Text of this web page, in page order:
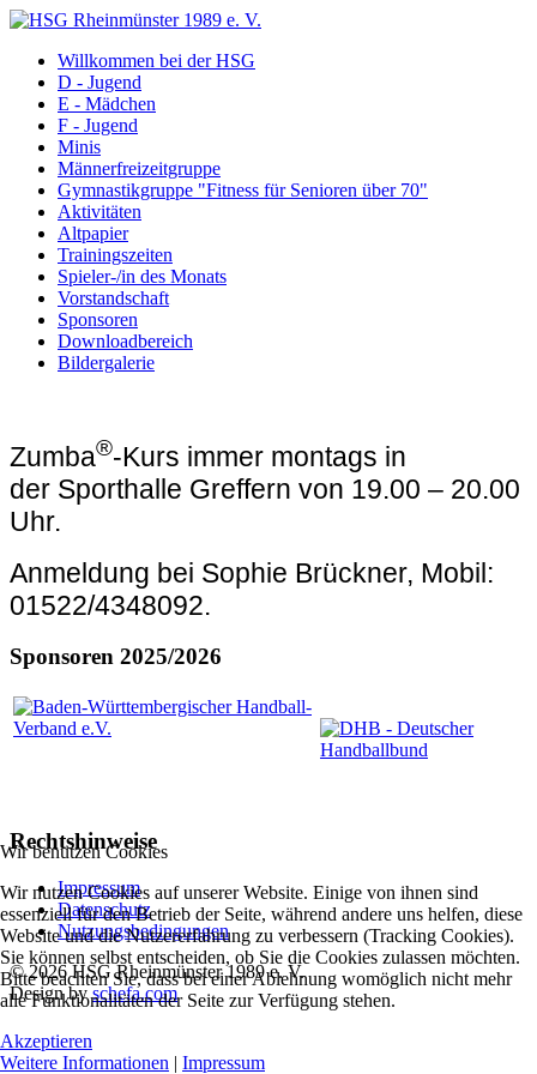
Willkommen bei der HSG
D - Jugend
E - Mädchen
F - Jugend
Minis
Männerfreizeitgruppe
Gymnastikgruppe "Fitness für Senioren über 70"
Aktivitäten
Altpapier
Trainingszeiten
Spieler-/in des Monats
Vorstandschaft
Sponsoren
Downloadbereich
Bildergalerie
Zumba®-Kurs immer montags in
der Sporthalle Greffern von 19.00 – 20.00
Uhr.
Anmeldung bei Sophie Brückner, Mobil:
01522/4348092.
Sponsoren 2025/2026
Rechtshinweise
Impressum
Datenschutz
Nutzungsbedingungen
© 2026 HSG Rheinmünster 1989 e. V.
Design byschefa.com
Wir benutzen Cookies
Wir nutzen Cookies auf unserer Website. Einige von ihnen sind
essenziell für den Betrieb der Seite, während andere uns helfen, diese
Website und die Nutzererfahrung zu verbessern (Tracking Cookies).
Sie können selbst entscheiden, ob Sie die Cookies zulassen möchten.
Bitte beachten Sie, dass bei einer Ablehnung womöglich nicht mehr
alle Funktionalitäten der Seite zur Verfügung stehen.
Akzeptieren
Weitere Informationen | Impressum